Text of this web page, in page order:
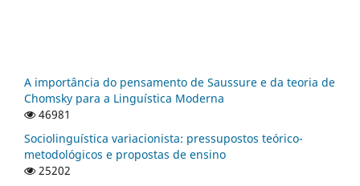
A importância do pensamento de Saussure e da teoria de
Chomsky para a Linguística Moderna
46981
Sociolinguística variacionista: pressupostos teórico-
metodológicos e propostas de ensino
25202